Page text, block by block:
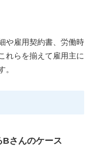
や雇用契約書、労働時
れらを揃えて雇用主に
。
さんのケース